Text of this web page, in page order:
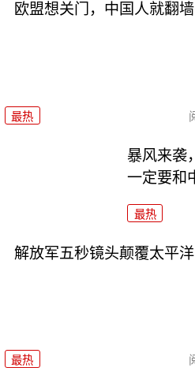
欧盟想关门，中国人就翻
最热
暴风来袭
一定要和
最热
解放军五秒镜头颠覆太平
最热